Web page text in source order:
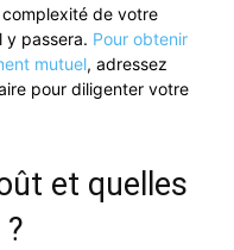
complexité de votre
y passera. Pour obtenir
mutuel, adressez
pour diligenter votre
et quelles